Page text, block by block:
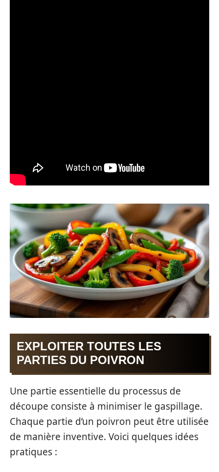
EXPLOITER TOUTES LES
PARTIES DU POIVRON
Une partie essentielle du processus de
découpe consiste à minimiser le gaspillage.
Chaque partie d’un poivron peut être utilisée
de manière inventive. Voici quelques idées
pratiques :